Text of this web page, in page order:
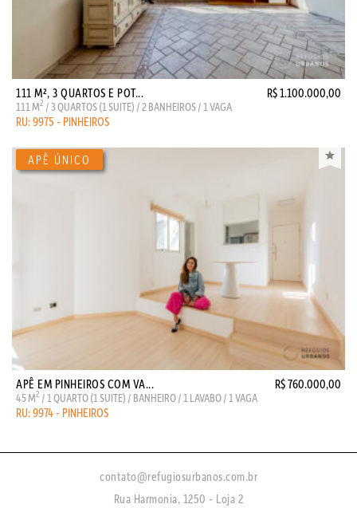
111 M², 3 QUARTOS E POT... R$ 1.100.000,00
111 M2 / 3 QUARTOS (1 SUITE) / 2 BANHEIROS / 1 VAGA
RU: 9975 - PINHEIROS
APÊ EM PINHEIROS COM VA... R$ 760.000,00
45 M2 / 1 QUARTO (1 SUITE) / BANHEIRO / 1 LAVABO / 1 VAGA
RU: 9974 - PINHEIROS
contato@refugiosurbanos.com.br
Rua Harmonia, 1250 - Loja 2